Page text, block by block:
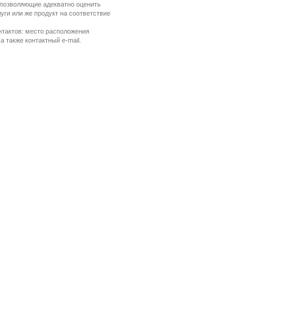
адекватно оценить
или же продукт на соответствие
место расположения
контактный e-mail.